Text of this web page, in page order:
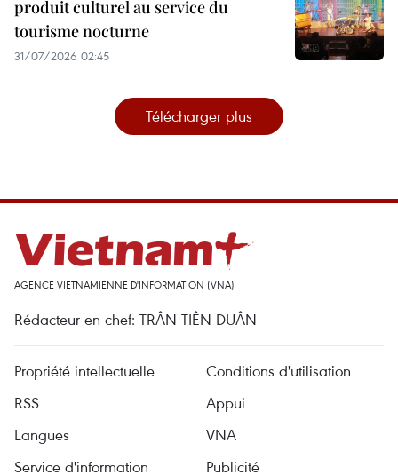
produit culturel au service du
tourisme nocturne
31/07/2026 02:45
Télécharger plus
AGENCE VIETNAMIENNE D'INFORMATION (VNA)
Rédacteur en chef: TRÂN TIÊN DUÂN
Propriété intellectuelle
Conditions d'utilisation
RSS
Appui
Langues
VNA
Service d'information
Publicité